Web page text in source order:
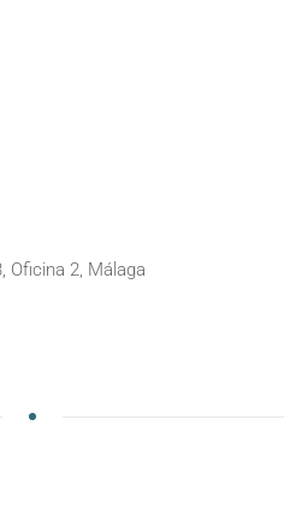
Oficina 2, Málaga